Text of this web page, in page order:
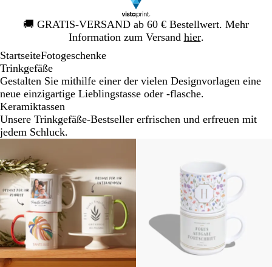
🚚 GRATIS-VERSAND ab 60 € Bestellwert. Mehr
Information zum Versand hier.
Galeriebild
1
StartseiteFotogeschenke
Trinkgefäße
Gestalten Sie mithilfe einer der vielen Designvorlagen eine
neue einzigartige Lieblingstasse oder -flasche.
Keramiktassen
Unsere Trinkgefäße-Bestseller erfrischen und erfreuen mit
jedem Schluck.